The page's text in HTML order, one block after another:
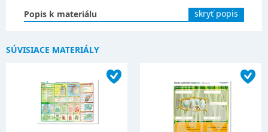
Popis k materiálu skryť popis
SÚVISIACE MATERIÁLY